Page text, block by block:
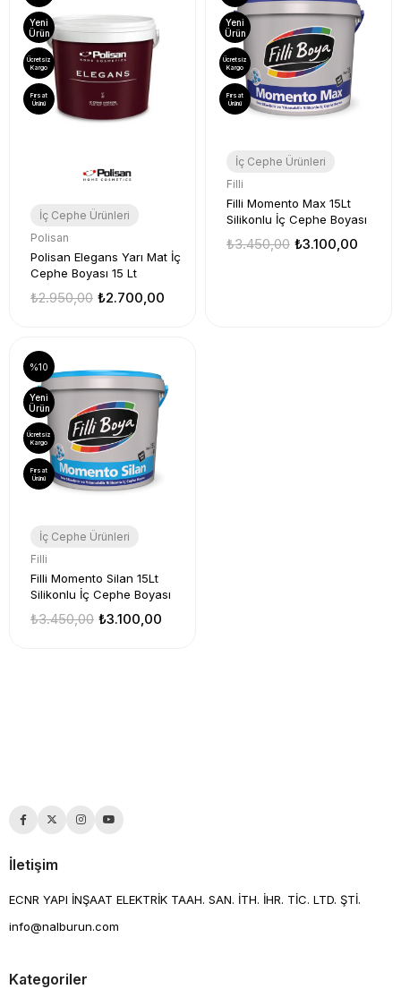
İç Cephe Ürünleri
Polisan
Polisan Elegans Yarı Mat İç
Cephe Boyası 15 Lt
₺2.700,00
₺2.950,00
Yeni
Ürün
Ücretsiz
Kargo
Fırsat
Ürünü
İç Cephe Ürünleri
Filli
Filli Momento Max 15Lt
Silikonlu İç Cephe Boyası
₺3.100,00
₺3.450,00
Yeni
Ürün
Ücretsiz
Kargo
Fırsat
Ürünü
İç Cephe Ürünleri
Filli
Filli Momento Silan 15Lt
Silikonlu İç Cephe Boyası
₺3.100,00
₺3.450,00
%10
Yeni
Ürün
Ücretsiz
Kargo
Fırsat
Ürünü
İletişim
ECNR YAPI İNŞAAT ELEKTRİK TAAH. SAN. İTH. İHR. TİC. LTD. ŞTİ.
info@nalburun.com
Kategoriler